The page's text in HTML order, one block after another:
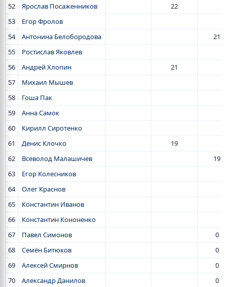
52
Ярослав Посаженников
22
53
Егор Фролов
54
Антонина Белобородова
21
55
Ростислав Яковлев
56
Андрей Хлопин
21
57
Михаил Мышев
58
Гоша Пак
59
Анна Самок
60
Кирилл Сиротенко
61
Денис Клочко
19
62
Всеволод Малашичев
19
63
Егор Колесников
64
Олег Краснов
65
Константин Иванов
66
Константин Кононенко
67
Павел Симонов
0
68
Семён Битюков
0
69
Алексей Смирнов
0
70
Александр Данилов
0